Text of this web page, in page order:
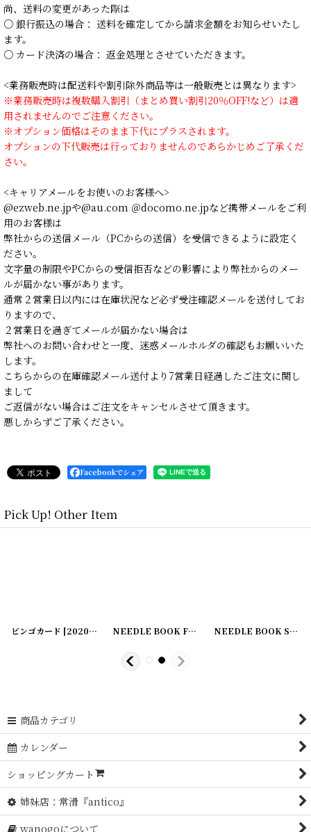
尚、送料の変更があった際は
○ 銀行振込の場合： 送料を確定してから請求金額をお知らせいたし
ます。
○ カード決済の場合： 返金処理とさせていただきます。
<業務販売時は配送料や割引除外商品等は一般販売とは異なります>
※業務販売時は複数購入割引（まとめ買い割引20％OFF!など）は適
用されませんのでご注意ください。
※オプション価格はそのまま下代にプラスされます。
オプションの下代販売は行っておりませんのであらかじめご了承くだ
さい。
<キャリアメールをお使いのお客様へ>
@ezweb.ne.jpや@au.com ＠docomo.ne.jpなど携帯メールをご利
用のお客様は
弊社からの送信メール（PCからの送信）を受信できるように設定く
ださい。
文字量の制限やPCからの受信拒否などの影響により弊社からのメー
ルが届かない事があります。
通常２営業日以内には在庫状況など必ず受注確認メールを送付してお
りますので、
２営業日を過ぎてメールが届かない場合は
弊社へのお問い合わせと一度、迷惑メールホルダの確認もお願いいた
します。
こちらからの在庫確認メール送付より7営業日経過したご注文に関し
まして
ご返信がない場合はご注文をキャンセルさせて頂きます。
悪しからずご了承ください。
Facebookでシェア
Pick Up! Other Item
[20200505-10]
ビンゴカード [20200505-18 ] NEEDLE BOOK FOX 210611-1] NEEDLE BOOK Sweetheart
商品カテゴリ
カレンダー
ショッピングカート
姉妹店：常滑『antico』
wanogoについて